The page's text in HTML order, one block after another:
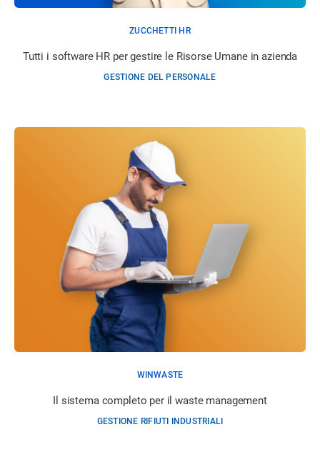
ZUCCHETTI HR
Tutti i software HR per gestire le Risorse Umane in azienda
GESTIONE DEL PERSONALE
WINWASTE
Il sistema completo per il waste management
GESTIONE RIFIUTI INDUSTRIALI